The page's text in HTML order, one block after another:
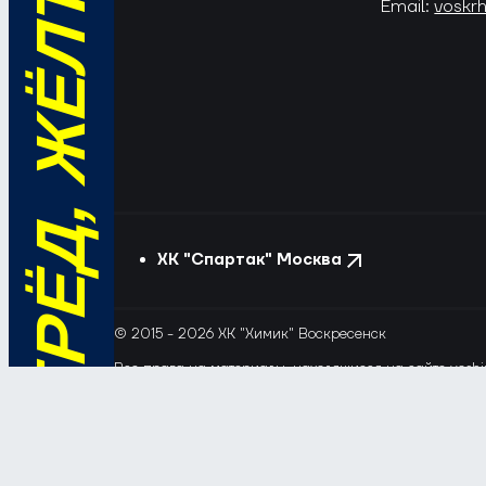
Email:
ХК "Спартак" Москва
© 2015 - 2026 ХК "Химик" Воскресенск
Все права на материалы, находящиеся на сайте